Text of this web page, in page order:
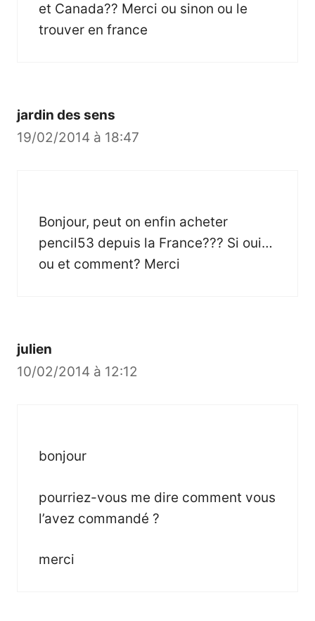
et Canada?? Merci ou sinon ou le
trouver en france
jardin des sens
19/02/2014 à 18:47
Bonjour, peut on enfin acheter
pencil53 depuis la France??? Si oui…
ou et comment? Merci
julien
10/02/2014 à 12:12
bonjour
pourriez-vous me dire comment vous
l’avez commandé ?
merci